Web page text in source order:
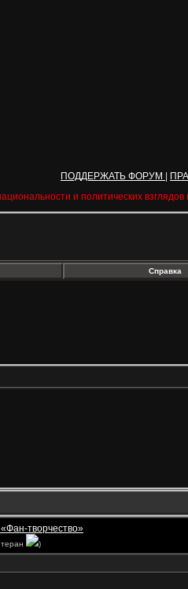
ПОДДЕРЖАТЬ ФОРУМ
и политических
Справка
творчество»
)